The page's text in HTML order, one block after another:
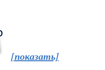
[показать]